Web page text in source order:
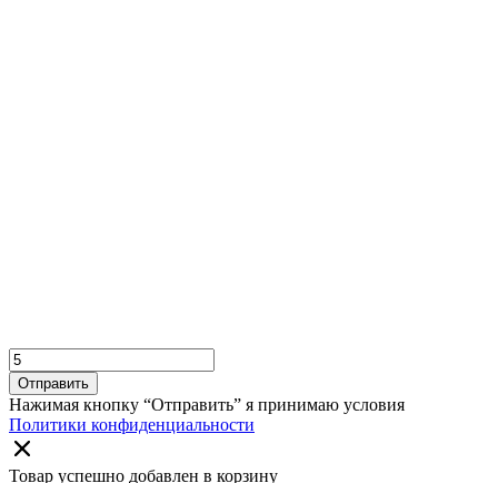
Отправить
Нажимая кнопку “Отправить” я принимаю условия
Политики конфиденциальности
Товар успешно добавлен в корзину